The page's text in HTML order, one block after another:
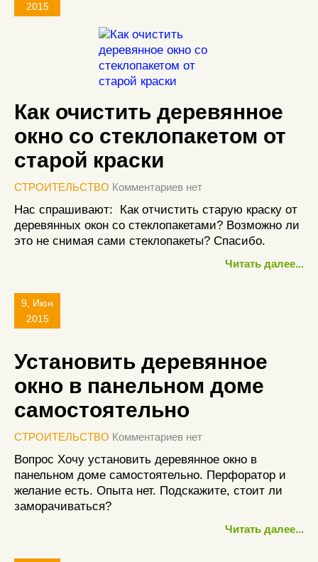
2015
Как очистить деревянное
окно со стеклопакетом от
старой краски
СТРОИТЕЛЬСТВО Комментариев нет
Нас спрашивают: Как отчистить старую краску от
деревянных окон со стеклопакетами? Возможно ли
это не снимая сами стеклопакеты? Спасибо.
Читать далее...
9, Июн
2015
Установить деревянное
окно в панельном доме
самостоятельно
СТРОИТЕЛЬСТВО Комментариев нет
Вопрос Хочу установить деревянное окно в
панельном доме самостоятельно. Перфоратор и
желание есть. Опыта нет. Подскажите, стоит ли
заморачиваться?
Читать далее...